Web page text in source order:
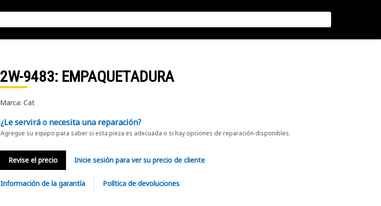
2W-9483: EMPAQUETADURA
Marca: Cat
¿Le servirá o necesita una reparación?
Agregue su equipo para saber si esta pieza es adecuada o si hay opciones de reparación disponibles.
Revise el precio Inicie sesión para ver su precio de cliente
Información de la garantía Política de devoluciones